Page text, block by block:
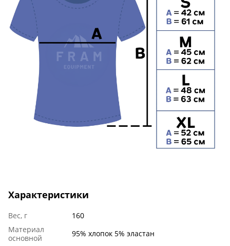
Характеристики
Вес, г
160
Материал
основной
95% хлопок 5% эластан